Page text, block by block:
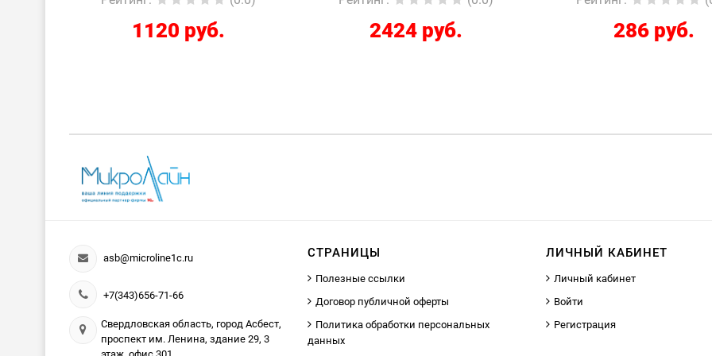
2424 руб. 286 руб. 12267 руб.
asb@microline1c.ru
+7(343)656-71-66
Свердловская область, город Асбест,
проспект им. Ленина, здание 29, 3
СТРАНИЦЫ
Полезные ссылки
Договор публичной оферты
Политика обработки персональных
данных
ЛИЧНЫЙ КАБИНЕТ
Личный кабинет
Войти
Регистрация